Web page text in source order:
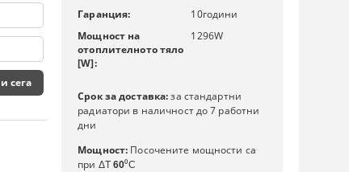
Гаранция:
10години
Мощност на
отоплителното тяло
[W]:
1296W
Срок за доставка:за стандартни
радиатори в наличност до 7 работни
дни
Мощност: Посочените мощности са
при ΔT60⁰C